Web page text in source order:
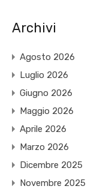
Archivi
Agosto 2026
Luglio 2026
Giugno 2026
Maggio 2026
Aprile 2026
Marzo 2026
Dicembre 2025
Novembre 2025